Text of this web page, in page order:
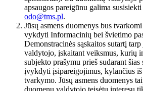
apsaugos pareigūnu galima
odo@tms.pl.
Jūsų asmens duomenys bus
vykdyti Informacinių bei švietimo
Demonstracinės sąskaitos sutartį
valdytojo, įskaitant veiksmus, kurių
subjekto prašymu prieš sudarant
įvykdyti įsipareigojimus, kylančius
tvarkymo. Jūsų asmens duomenys
duomenų valdytojo teisėtų interesų